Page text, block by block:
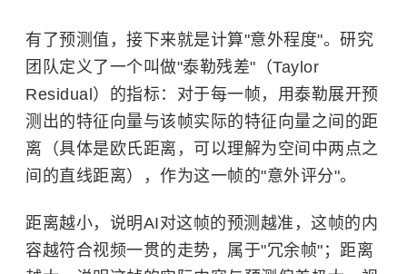
有了预测值，接下来就是计算"意外程度"。研究
团队定义了一个叫做"泰勒残差"（Taylor
Residual）的指标：对于每一帧，用泰勒展开预
测出的特征向量与该帧实际的特征向量之间的距
离（具体是欧氏距离，可以理解为空间中两点之
间的直线距离），作为这一帧的"意外评分"。
距离越小，说明AI对这帧的预测越准，这帧的内
容越符合视频一贯的走势，属于"冗余帧"；距离